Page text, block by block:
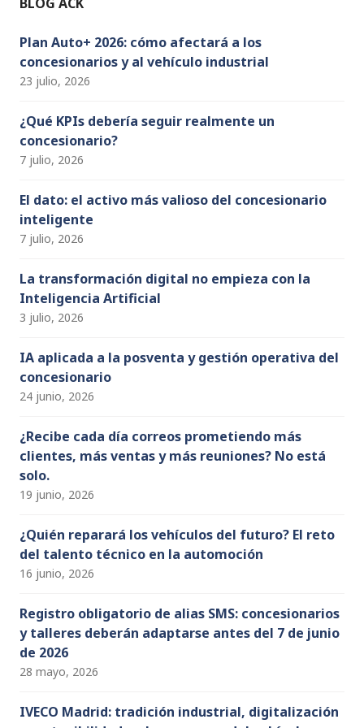
h
a
n
Plan Auto+ 2026: cómo afectará a los
concesionarios y al vehículo industrial
23 julio, 2026
¿Qué KPIs debería seguir realmente un
concesionario?
7 julio, 2026
El dato: el activo más valioso del concesionario
inteligente
7 julio, 2026
La transformación digital no empieza con la
Inteligencia Artificial
3 julio, 2026
IA aplicada a la posventa y gestión operativa del
concesionario
24 junio, 2026
¿Recibe cada día correos prometiendo más
clientes, más ventas y más reuniones? No está
solo.
19 junio, 2026
¿Quién reparará los vehículos del futuro? El reto
del talento técnico en la automoción
16 junio, 2026
Registro obligatorio de alias SMS: concesionarios
y talleres deberán adaptarse antes del 7 de junio
de 2026
28 mayo, 2026
IVECO Madrid: tradición industrial, digitalización